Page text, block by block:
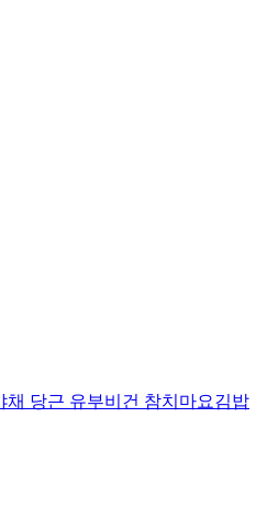
채 당근 유부비건 참치마요김밥